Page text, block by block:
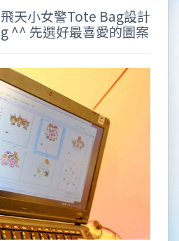
天小女警Tote Bag設計
^^ 先選好最喜愛的圖案